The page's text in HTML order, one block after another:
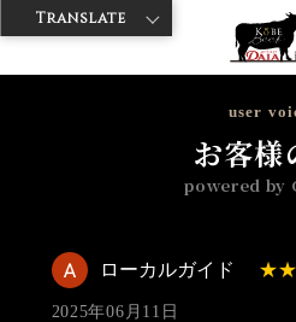
神戸牛ダイヤ > 神戸牛ダイア 東京駅店
user
お客様
powered by
ローカルガイド
2025年06月11日
Translate